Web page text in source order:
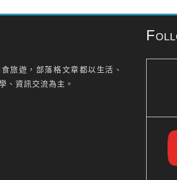
旅遊，部落格文章都以生活、
、資訊交流為主。